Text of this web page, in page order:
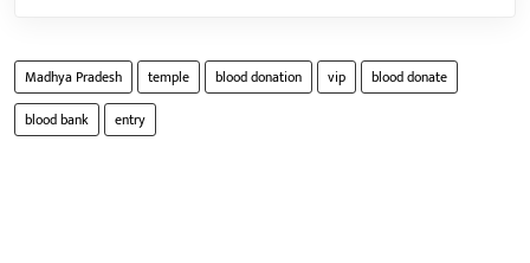
Madhya Pradesh temple blood donation vip
blood donate
blood bank
entry